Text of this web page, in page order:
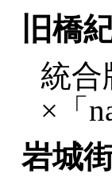
旧橋
統
×「
岩城